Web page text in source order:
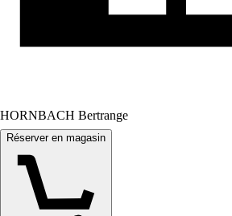
HORNBACH Bertrange
Réserver en magasin